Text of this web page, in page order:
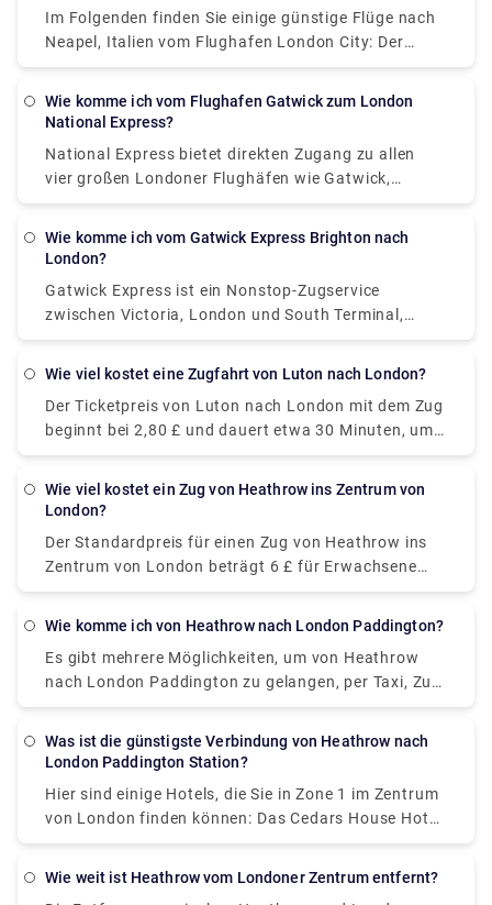
Im Folgenden finden Sie einige günstige Flüge nach
Neapel, Italien vom Flughafen London City: Der
Startpreis für Ryanair-Flüge beträgt £ 31. Der
SWISS bei (88 £). Das Beste daran ist, dass keine
es vor 24 Stunden nach der Buchung stornieren.
Wenn Sie die Buchung nach 24 Stunden stornieren,
Inlandsreisen 92 £ und 331 £ für internationale
Reisen.
Wie komme ich vom Flughafen Gatwick zum London
National Express?
National Express bietet direkten Zugang zu allen
vier großen Londoner Flughäfen wie Gatwick,
Heathrow, Luton und Stansted. Ihre Busse fahren
Gatwick zur Victoria Coach Station, London, mit
schnellste Fahrt bringt Sie in etwa 2 Stunden
dorthin. Haltestellen zwischen dem Flughafen
(South Terminal, North Terminal), Lower Kingswood,
Banstead, Belmont, Sutton Rail Station, Sutton
Centre, Rosehill, Mitcham, Streatham, Stockwell,
Vauxhall und Victoria Coach Station.
Wie komme ich vom Gatwick Express Brighton nach
London?
Gatwick Express ist ein Nonstop-Zugservice
zwischen Victoria, London und South Terminal,
Flughafen Gatwick. Der Gatwick Express fährt von
Startpreis beträgt 19,90 £ und die Fahrt zum Ziel
dauert etwa 1 Stunde.
Wie viel kostet eine Zugfahrt von Luton nach London?
Der Ticketpreis von Luton nach London mit dem Zug
beginnt bei 2,80 £ und dauert etwa 30 Minuten, um
29 Meilen mit einer Frequenz von 677 Zügen pro Tag
können die Fahrtzeiten länger als angegeben sein.
Wie viel kostet ein Zug von Heathrow ins Zentrum von
London?
Der Standardpreis für einen Zug von Heathrow ins
Zentrum von London beträgt 6 £ für Erwachsene
oder mit einer kontaktlosen Kreditkarte kostet eine
Fahrplan, Reiseroute und gebuchter Klasse variieren
und ist meist nicht so taschenfreundlich, wenn Sie
tagsüber buchen.
Wie komme ich von Heathrow nach London Paddington?
Es gibt mehrere Möglichkeiten, um von Heathrow
nach London Paddington zu gelangen, per Taxi, Zug
oder Auto. Der beste Weg ist jedoch, einen privaten
kostet (abhängig von Ihrer Abholzeit, Anzahl der
die Strecke zurückzulegen. Sie können das Taxi über
unsere Website (Rydeu) buchen und erhalten eine
direkten Zug nehmen, der von den Heathrow
Terminals 2 und 3 abfährt und in London
Was ist die günstigste Verbindung von Heathrow nach
London Paddington Station?
Hier sind einige Hotels, die Sie in Zone 1 im Zentrum
von London finden können: Das Cedars House Hotel
liegt weniger als 1,6 km von der U-Bahnstation West
Wie weit ist Heathrow vom Londoner Zentrum entfernt?